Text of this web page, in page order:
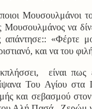
Μουσουλμάνοι
να
απάντησε:: «Φέρτε
και να του
είναι πως
Του Αγίου στα
και σεβασμού